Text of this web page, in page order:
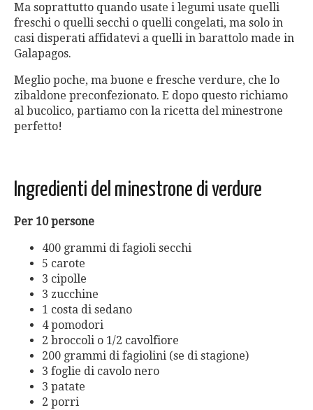
Ma soprattutto quando usate i legumi usate quelli
freschi o quelli secchi o quelli congelati, ma solo in
casi disperati affidatevi a quelli in barattolo made in
Galapagos.
Meglio poche, ma buone e fresche verdure, che lo
zibaldone preconfezionato. E dopo questo richiamo
al bucolico, partiamo con la ricetta del minestrone
perfetto!
Ingredienti del minestrone di verdure
Per 10 persone
400 grammi di fagioli secchi
5 carote
3 cipolle
3 zucchine
1 costa di sedano
4 pomodori
2 broccoli o 1/2 cavolfiore
200 grammi di fagiolini (se di stagione)
3 foglie di cavolo nero
3 patate
2 porri